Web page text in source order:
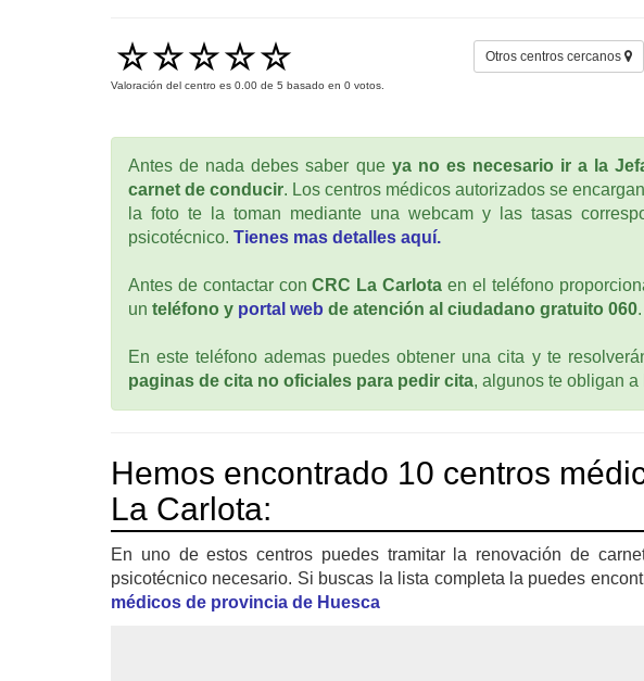
Valoración del centro es 0.00 de 5 basado en 0 votos.
Otros centros cercanos
Antes de nada debes saber que ya no es necesario ir a la
carnet de conducir. Los centros médicos autorizados se
la foto te la toman mediante una webcam y las tasas
psicotécnico. Tienes mas detalles aquí.
Antes de contactar conCRC La Carlota en el teléfono
un teléfono y portal web de atención al ciudadano gratuito 060.
En este teléfono ademas puedes obtener una cita y te
paginas de cita no oficiales para pedir cita, algunos te obligan
Hemos encontrado 10 centros
La Carlota:
En uno de estos centros puedes tramitar la renovación de
psicotécnico necesario. Si buscas la lista completa la puedes
médicos de provincia de Huesca